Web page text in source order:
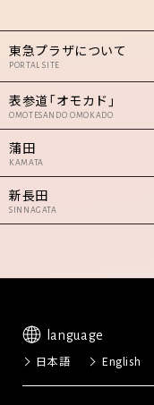
東急プラザについて
PORTAL SITE
表参道「オモカド」
OMOTESANDO OMOKADO
蒲田
KAMATA
新長田
SINNAGATA
language
日本語 English